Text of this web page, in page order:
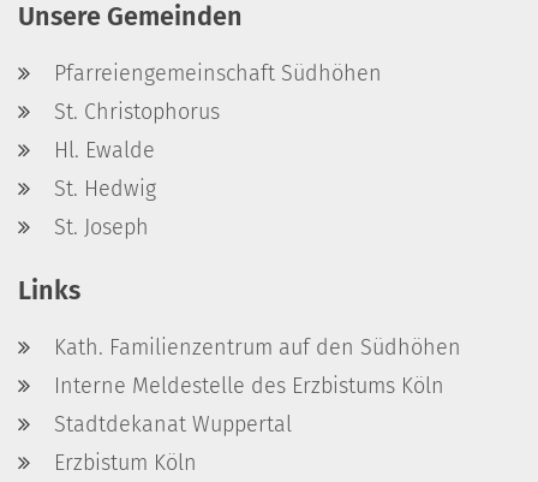
Unsere Gemeinden
Pfarreiengemeinschaft Südhöhen
St. Christophorus
Hl. Ewalde
St. Hedwig
St. Joseph
Links
Kath. Familienzentrum auf den Südhöhen
Interne Meldestelle des Erzbistums Köln
Stadtdekanat Wuppertal
Erzbistum Köln